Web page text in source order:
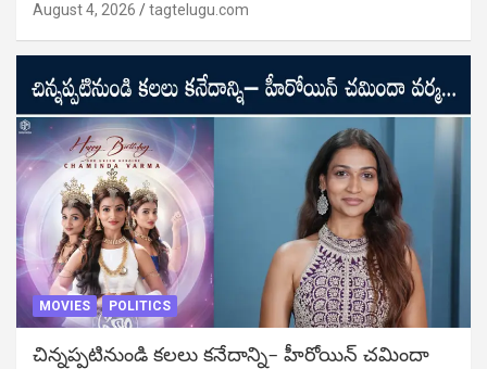
August 4, 2026 tagtelugu.com
MOVIES POLITICS
చిన్నప్పటినుండి కలలు కనేదాన్ని– హీరోయిన్‌ చమిందా